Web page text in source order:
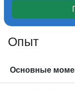
Опыт
Основные